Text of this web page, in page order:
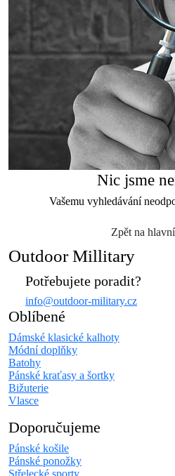
Nic jsme
Vašemu vyhledávání
Zpět na
Outdoor Millitary
Potřebujete poradit?
info@outdoor-military.cz
Oblíbené
Dámské klasické kalhoty
Módní doplňky
Batohy
Pánské kraťasy a šortky
Bižuterie
Vlasce
Doporučujeme
Pánské košile
Pánské ponožky